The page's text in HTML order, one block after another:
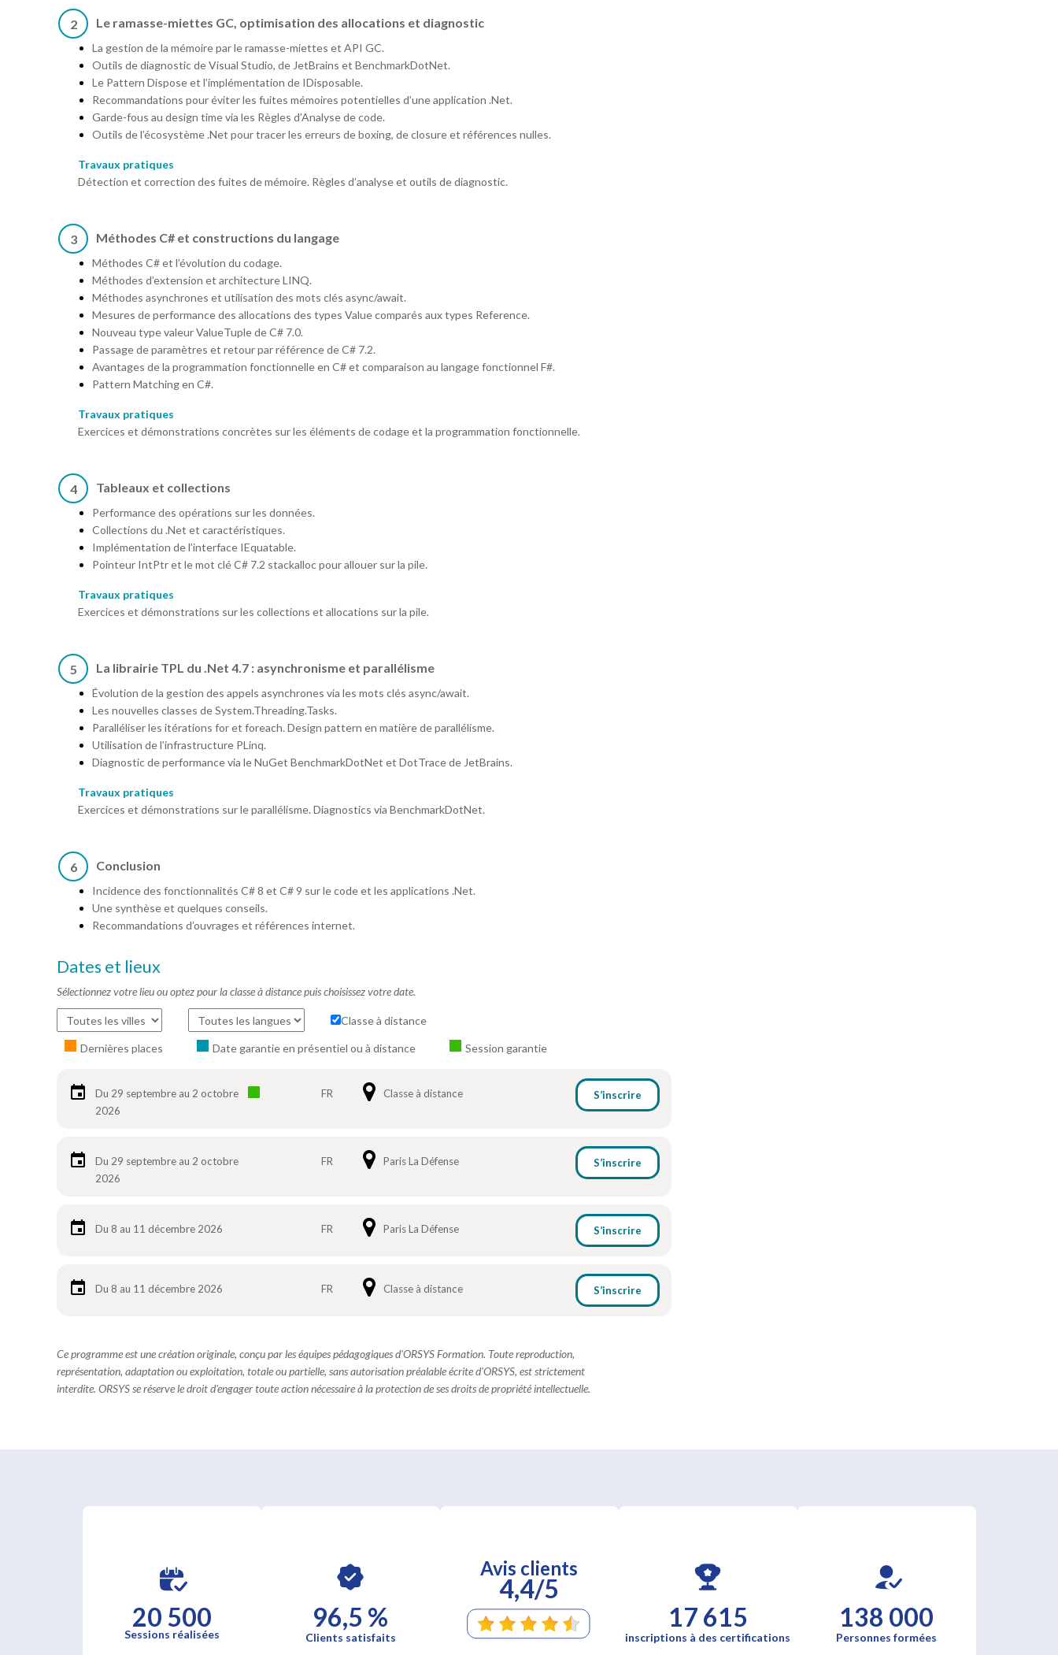
2 Le ramasse-miettes GC, optimisation des allocations et diagnostic
La gestion de la mémoire par le ramasse-miettes et API GC.
Outils de diagnostic de Visual Studio, de JetBrains et BenchmarkDotNet.
Le Pattern Dispose et l’implémentation de IDisposable.
Recommandations pour éviter les fuites mémoires potentielles d’une application .Net.
Garde-fous au design time via les Règles d’Analyse de code.
Outils de l’écosystème .Net pour tracer les erreurs de boxing, de closure et références nulles.
Travaux pratiques
Détection et correction des fuites de mémoire. Règles d’analyse et outils de diagnostic.
3 Méthodes C# et constructions du langage
Méthodes C# et l’évolution du codage.
Méthodes d’extension et architecture LINQ.
Méthodes asynchrones et utilisation des mots clés async/await.
Mesures de performance des allocations des types Value comparés aux types Reference.
Nouveau type valeur ValueTuple de C# 7.0.
Passage de paramètres et retour par référence de C# 7.2.
Avantages de la programmation fonctionnelle en C# et comparaison au langage fonctionnel F#.
Pattern Matching en C#.
Travaux pratiques
Exercices et démonstrations concrètes sur les éléments de codage et la programmation fonctionnelle.
4 Tableaux et collections
Performance des opérations sur les données.
Collections du .Net et caractéristiques.
Implémentation de l’interface IEquatable.
Pointeur IntPtr et le mot clé C# 7.2 stackalloc pour allouer sur la pile.
Travaux pratiques
Exercices et démonstrations sur les collections et allocations sur la pile.
5 La librairie TPL du .Net 4.7 : asynchronisme et parallélisme
Évolution de la gestion des appels asynchrones via les mots clés async/await.
Les nouvelles classes de System.Threading.Tasks.
Paralléliser les itérations for et foreach. Design pattern en matière de parallélisme.
Utilisation de l’infrastructure PLinq.
Diagnostic de performance via le NuGet BenchmarkDotNet et DotTrace de JetBrains.
Travaux pratiques
Exercices et démonstrations sur le parallélisme. Diagnostics via BenchmarkDotNet.
6 Conclusion
Incidence des fonctionnalités C# 8 et C# 9 sur le code et les applications .Net.
Une synthèse et quelques conseils.
Recommandations d’ouvrages et références internet.
Dates et lieux
Sélectionnez votre lieu ou optez pour la classe à distance puis choisissez votre date.
Classe à distance
Dernières places Date garantie en présentiel ou à distance Session garantie
Du 29 septembre au 2 octobre
2026
FR Classe à distance S’inscrire
Du 29 septembre au 2 octobre
2026
FR Paris La Défense S’inscrire
Du 8 au 11 décembre 2026 FR Paris La Défense S’inscrire
Du 8 au 11 décembre 2026 FR Classe à distance S’inscrire
Ce programme est une création originale, conçu par les équipes pédagogiques d'ORSYS Formation. Toute reproduction,
représentation, adaptation ou exploitation, totale ou partielle, sans autorisation préalable écrite d'ORSYS, est strictement
interdite. ORSYS se réserve le droit d'engager toute action nécessaire à la protection de ses droits de propriété intellectuelle.
20 500
Sessions réalisées
96,5 %
Clients satisfaits
Avis clients
4,4/5
17 615
inscriptions à des certifications
138 000
Personnes formées